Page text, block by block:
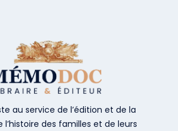
au service de l’édition et de la
l’histoire des familles et de leurs